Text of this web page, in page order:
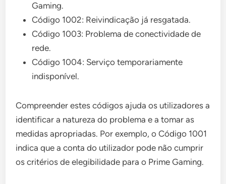
Gaming.
Código 1002: Reivindicação já resgatada.
Código 1003: Problema de conectividade de
rede.
Código 1004: Serviço temporariamente
indisponível.
Compreender estes códigos ajuda os utilizadores a
identificar a natureza do problema e a tomar as
medidas apropriadas. Por exemplo, o Código 1001
indica que a conta do utilizador pode não cumprir
os critérios de elegibilidade para o Prime Gaming.